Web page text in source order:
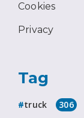
Cookies
Privacy
Tag
truck 306